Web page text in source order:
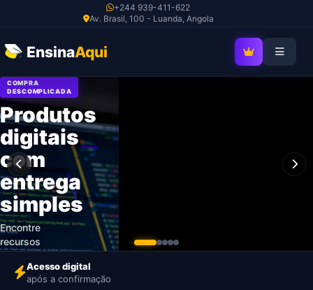
+244 939-411-622
Av. Brasil, 100 - Luanda, Angola
EnsinaAqui SEJA MEMBRO
o
conteúdo
COMPRA
DESCOMPLICADA
Produtos
digitais
com
entrega
simples
Encontre
recursos
profissionais,
pague com
segurança e
Acesso digital
após a confirmação